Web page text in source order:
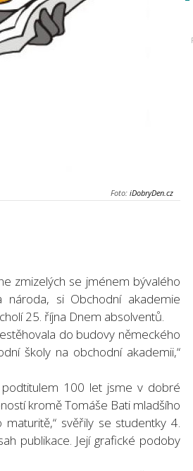
Foto: iDobryDen.cz
zmizelých se jménem bývalého
národa, si Obchodní akademie
25. října Dnem absolventů.
do budovy německého
školy na obchodní akademii,“
podtitulem 100 let jsme v dobré
kromě Tomáše Bati mladšího
svěřily se studentky 4.
publikace. Její grafické podoby